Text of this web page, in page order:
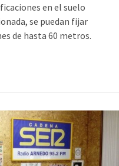
en el suelo
se puedan fijar
de hasta 60 metros.